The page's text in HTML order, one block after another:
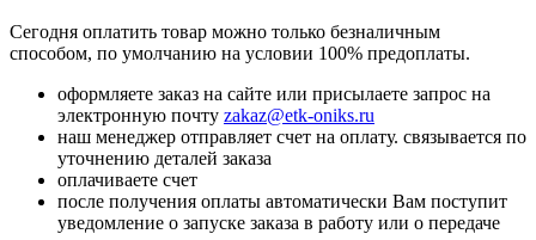
Сегодня оплатить товар можно только безналичным
способом, по умолчанию на условии 100% предоплаты.
оформляете заказ на сайте или присылаете запрос на
электронную почту zakaz@etk-oniks.ru
наш менеджер отправляет счет на оплату. связывается по
уточнению деталей заказа
оплачиваете счет
после получения оплаты автоматически Вам поступит
уведомление о запуске заказа в работу или о передаче